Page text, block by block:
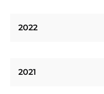
2022
2021